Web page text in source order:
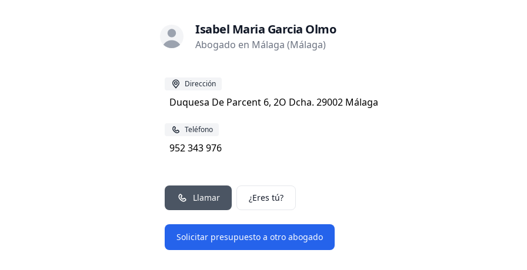
Isabel Maria Garcia Olmo
Abogado en Málaga (Málaga)
Dirección
Duquesa De Parcent 6, 2O Dcha. 29002 Málaga
Teléfono
952 343 976
Llamar ¿Eres tú?
Solicitar presupuesto a otro abogado